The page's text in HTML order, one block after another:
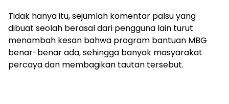
Tidak hanya itu, sejumlah komentar palsu yang
dibuat seolah berasal dari pengguna lain turut
menambah kesan bahwa program bantuan MBG
benar-benar ada, sehingga banyak masyarakat
percaya dan membagikan tautan tersebut.